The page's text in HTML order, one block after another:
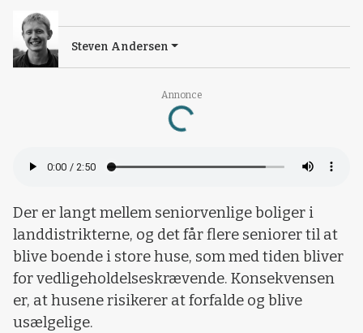
Annonce
Loading...
Steven Andersen
Der er langt mellem seniorvenlige boliger i
landdistrikterne, og det får flere seniorer til at
blive boende i store huse, som med tiden bliver
for vedligeholdelseskrævende. Konsekvensen
er, at husene risikerer at forfalde og blive
usælgelige.